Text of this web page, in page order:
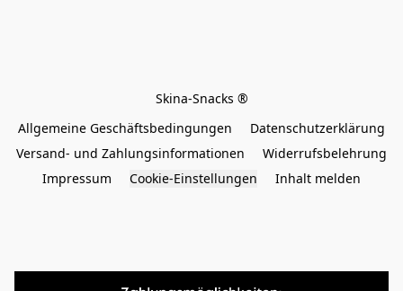
Allgemeine Geschäftsbedingungen
Datenschutzerklärung
Versand- und Zahlungsinformationen
Widerrufsbelehrung
Impressum
Cookie-Einstellungen Inhalt melden